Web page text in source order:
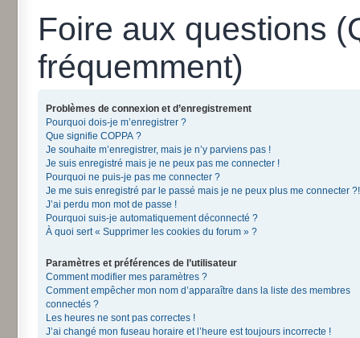
Foire aux questions
fréquemment)
Problèmes de connexion et d’enregistrement
Pourquoi dois-je m’enregistrer ?
Que signifie COPPA ?
Je souhaite m’enregistrer, mais je n’y parviens pas !
Je suis enregistré mais je ne peux pas me connecter !
Pourquoi ne puis-je pas me connecter ?
Je me suis enregistré par le passé mais je ne peux plus me connecter ?!
J’ai perdu mon mot de passe !
Pourquoi suis-je automatiquement déconnecté ?
À quoi sert « Supprimer les cookies du forum » ?
Paramètres et préférences de l’utilisateur
Comment modifier mes paramètres ?
Comment empêcher mon nom d’apparaître dans la liste des membres
connectés ?
Les heures ne sont pas correctes !
J’ai changé mon fuseau horaire et l’heure est toujours incorrecte !